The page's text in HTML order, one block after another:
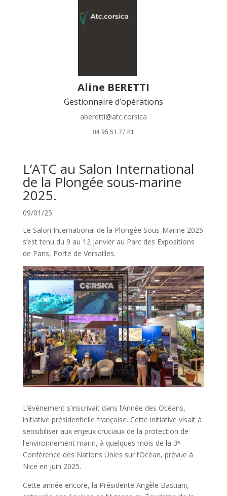
Aline BERETTI
Gestionnaire d’opérations
aberetti@atc.corsica
04.95.51.77.81
L’ATC au Salon International
de la Plongée sous-marine
2025.
09/01/25
Le Salon International de la Plongée Sous-Marine 2025
s’est tenu du 9 au 12 janvier au Parc des Expositions
de Paris, Porte de Versailles.
L’événement s’inscrivait dans l’Année des Océans,
initiative présidentielle française. Cette initiative visait à
sensibiliser aux enjeux cruciaux de la protection de
l’environnement marin, à quelques mois de la 3ᵉ
Conférence des Nations Unies sur l’Océan, prévue à
Nice en juin 2025.
Cette année encore, la Présidente Angèle Bastiani,